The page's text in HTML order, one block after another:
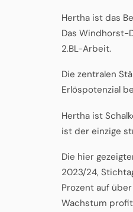
Hertha ist das
Das Windhorst-
2.BL-Arbeit.
Die zentralen
Erlöspotenzial
Hertha ist
ist der einzige
Die hier
2023/24,
Prozent auf
Wachstum